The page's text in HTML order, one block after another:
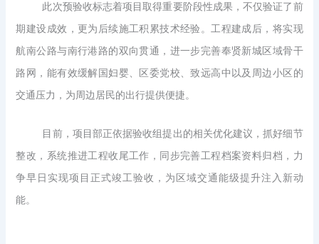
此次预验收标志着项目取得重要阶段性成果，不仅验证了前
期建设成效，更为后续施工积累技术经验。工程建成后，将实现
航南公路与南行港路的双向贯通，进一步完善奉贤新城区域骨干
路网，能有效缓解国妇婴、区委党校、致远高中以及周边小区的
交通压力，为周边居民的出行提供便捷。
目前，项目部正依据验收组提出的相关优化建议，抓好细节
整改，系统推进工程收尾工作，同步完善工程档案资料归档，力
争早日实现项目正式竣工验收，为区域交通能级提升注入新动
能。